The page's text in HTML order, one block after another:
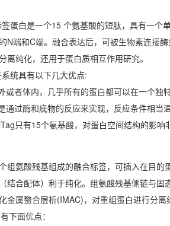
蛋白是一个15 个氨基酸的短肽，具有一个
N端和C端。融合表达后，可被生物素连接
离纯化，还用于蛋白质相互作用研究。
统具有以下几大优点:
或者体内，几乎所有的蛋白都可以在一个独
通过酶和底物的反应来实现，反应条件相当
只有15个氨基酸，对蛋白空间结构的影响
组氨酸残基组成的融合标签，可插入在目
结合配体）利于纯化。组氨酸残基侧链与固
金属螯合层析(IMAC)，对重组蛋白进行分离
下面优点：